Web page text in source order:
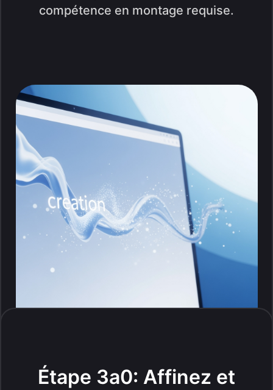
compétence en montage requise.
Étape 3a0: Affinez et